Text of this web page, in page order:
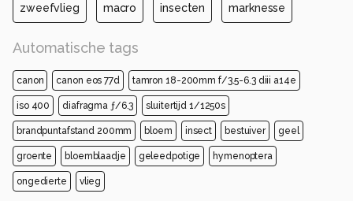
zweefvlieg macro insecten marknesse
Automatische tags
canon canon eos 77d tamron 18-200mm f/3.5-6.3 diii a14e
iso 400 diafragma ƒ/6.3 sluitertijd 1/1250s
brandpuntafstand 200mm bloem insect bestuiver geel
groente bloemblaadje geleedpotige hymenoptera
ongedierte vlieg